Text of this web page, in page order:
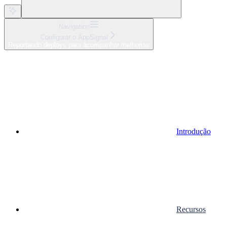
Introdução
Recursos